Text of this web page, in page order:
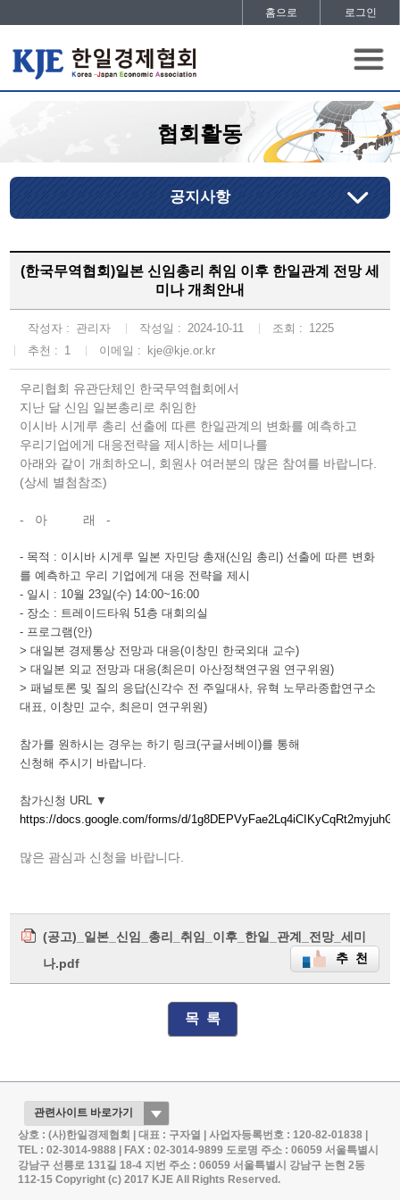
홈으로 로그인
협회활동
공지사항
(한국무역협회)일본 신임총리 취임 이후 한일관계 전망 세
미나 개최안내
작성자 : 관리자 작성일 : 2024-10-11 조회 : 1225
추천 : 1 이메일 : kje@kje.or.kr
우리협회 유관단체인 한국무역협회에서
지난 달 신임 일본총리로 취임한
이시바 시게루 총리 선출에 따른 한일관계의 변화를 예측하고
우리기업에게 대응전략을 제시하는 세미나를
아래와 같이 개최하오니, 회원사 여러분의 많은 참여를 바랍니다.
(상세 별첨참조)
- 아 래 -
- 목적 : 이시바 시게루 일본 자민당 총재(신임 총리) 선출에 따른 변화
를 예측하고 우리 기업에게 대응 전략을 제시
- 일시 : 10월 23일(수) 14:00~16:00
- 장소 : 트레이드타워 51 층 대회의실
- 프로그램(안)
> 대일본 경제통상 전망과 대응(이창민 한국외대 교수)
> 대일본 외교 전망과 대응(최은미 아산정책연구원 연구위원)
> 패널토론 및 질의 응답(신각수 전 주일대사, 유혁 노무라종합연구소
대표
이창민 교수 최은미 연구위원)
참가를 원하시는 경우는 하기 링크(구글서베이)를 통해
신청해 주시기 바랍니다.
참가신청 URL ▼
https://docs.google.com/forms/d/
많은 괌심과 신청을 바랍니다.
(공고)_일본_신임_총리_취임_이후_한일_관계_전망_세미
나.pdf
추 천
목 록
상호 : (사)한일경제협회 | 대표 : 구자열 | 사업자등록번호 : 120-82-01838 |
TEL : 02-3014-9888 | FAX : 02-3014-9899도로명 주소 : 06059 서울특별시
강남구 선릉로 131길 18-4 지번 주소 : 06059 서울특별시 강남구 논현 2동
112-15Copyright (c) 2017 KJE All Rights Reserved.